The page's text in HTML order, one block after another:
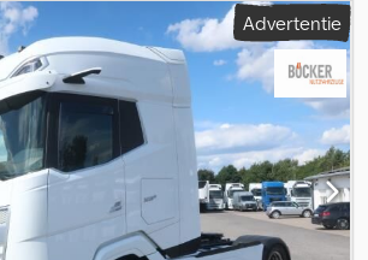
2 MOTOR VOOR AGGREGRAAT +
+ COMPRESSOR Crsdowm A E Nepfx
1 Vermogen: 150 pk DIN Vermogen: 110
Advertentie